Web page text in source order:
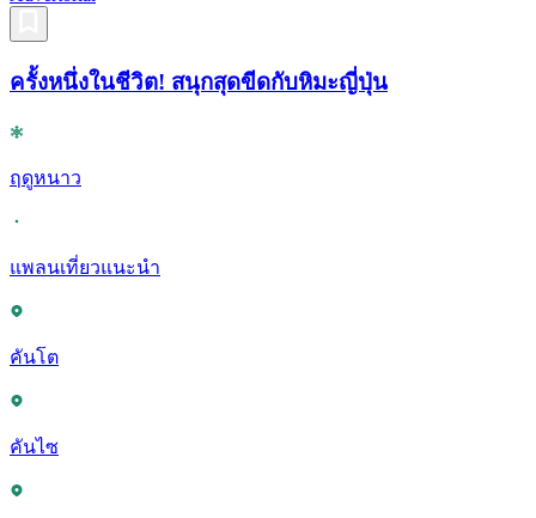
ครั้งหนึ่งในชีวิต! สนุกสุดขีดกับหิมะญี่ปุ่น
ฤดูหนาว
แพลนเที่ยวแนะนำ
คันโต
คันไซ